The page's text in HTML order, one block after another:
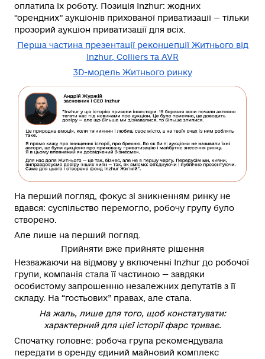
оплатила їх роботу. Позиція Inzhur: жодних
“орендних” аукціонів прихованої приватизації — тільки
прозорий аукціон приватизації для всіх.
Перша частина презентації реконцепції Житнього від
Inzhur, Colliers та AVR
3D-модель Житнього ринку
На перший погляд, фокус зі зникненням ринку не
вдався: суспільство перемогло, робочу групу було
створено.
Але лише на перший погляд.
Прийняти вже прийняте рішення
Незважаючи на відмову у включенні Inzhur до робочої
групи, компанія стала її частиною — завдяки
особистому запрошенню незалежних депутатів з її
складу. На “гостьових” правах, але стала.
На жаль, лише для того, щоб констатувати:
характерний для цієї історії фарс триває.
Спочатку головне: робоча група рекомендувала
передати в оренду єдиний майновий комплекс